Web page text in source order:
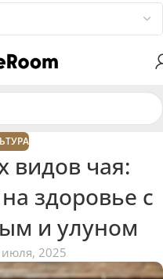
видов чая:
здоровье с
и улуном
2025